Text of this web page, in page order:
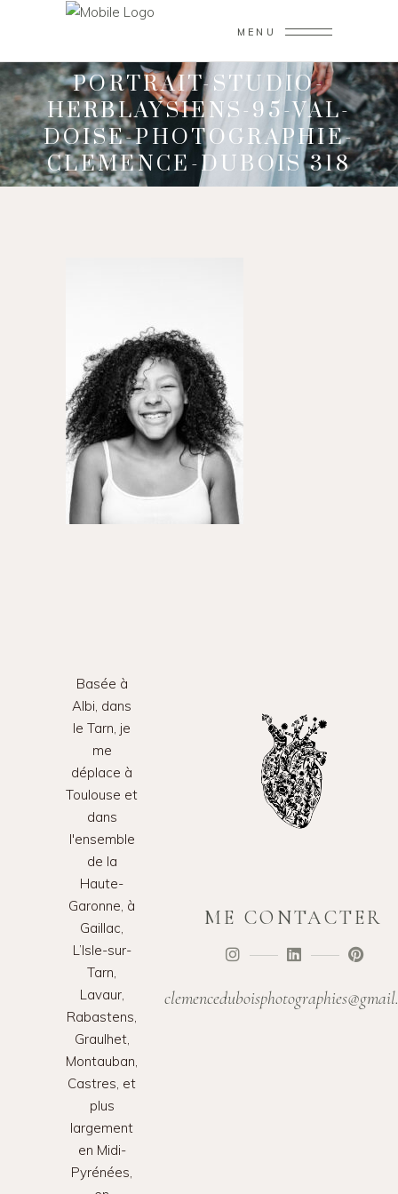
MENU
PORTRAIT-STUDIO-
HERBLAYSIENS-95-VAL-
DOISE-PHOTOGRAPHIE-
CLEMENCE-DUBOIS 318
Basée à
Albi, dans
le Tarn, je
me
déplace à
Toulouse et
dans
l'ensemble
de la
Haute-
Garonne, à
Gaillac,
L’Isle-sur-
Tarn,
Lavaur,
Rabastens,
Graulhet,
Montauban,
Castres, et
plus
largement
en Midi-
Pyrénées,
ME CONTACTER